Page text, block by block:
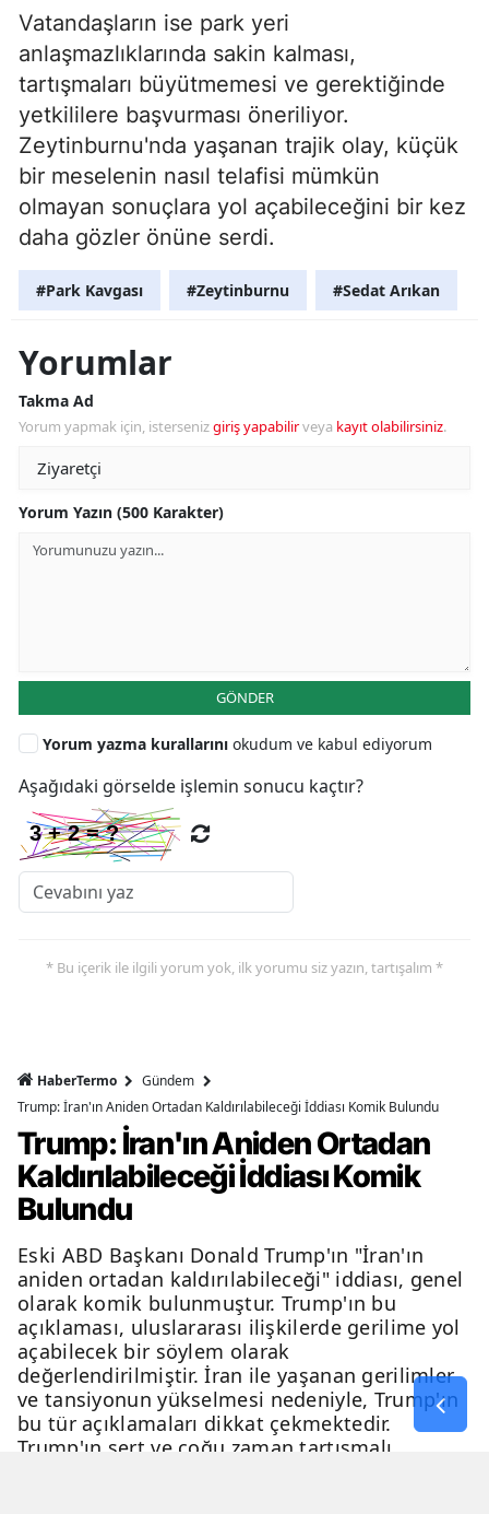
Vatandaşların ise park yeri
anlaşmazlıklarında sakin kalması,
tartışmaları büyütmemesi ve gerektiğinde
yetkililere başvurması öneriliyor.
Zeytinburnu'nda yaşanan trajik olay, küçük
bir meselenin nasıl telafisi mümkün
olmayan sonuçlara yol açabileceğini bir kez
daha gözler önüne serdi.
#Park Kavgası #Zeytinburnu #Sedat Arıkan
Yorumlar
Takma Ad
Yorum yapmak için, istersenizgiriş yapabilirveya kayıt olabilirsiniz.
Yorum Yazın (500 Karakter)
GÖNDER
Yorum yazma kurallarını okudum ve kabul ediyorum
Aşağıdaki görselde işlemin sonucu kaçtır?
* Bu içerik ile ilgili yorum yok, ilk yorumu siz yazın, tartışalım *
HaberTermo
Gündem
Trump: İran'ın Aniden Ortadan Kaldırılabileceği İddiası Komik Bulundu
Trump: İran'ın Aniden Ortadan
Kaldırılabileceği İddiası Komik
Bulundu
Eski ABD Başkanı Donald Trump'ın "İran'ın
aniden ortadan kaldırılabileceği" iddiası, genel
olarak komik bulunmuştur. Trump'ın bu
açıklaması, uluslararası ilişkilerde gerilime yol
açabilecek bir söylem olarak
değerlendirilmiştir. İran ile yaşanan gerilimler
ve tansiyonun yükselmesi nedeniyle, Trump'ın
bu tür açıklamaları dikkat çekmektedir.
Trump'ın sert ve çoğu zaman tartışmalı